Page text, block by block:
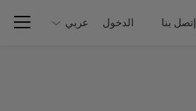
إتصل بنا الدخول عربي